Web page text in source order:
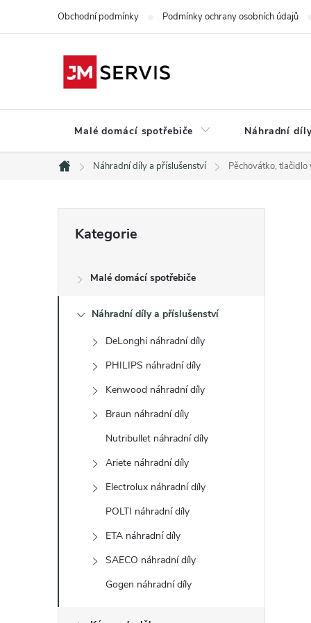
Obchodní podmínky Podmínky ochrany osobních údajů
Malé domácí spotřebiče Náhradní
Domů
Náhradní díly a příslušenství Pěchovátko,
s
n
kategorie
Kategorie
Malé domácí spotřebiče
Náhradní díly a příslušenství
DeLonghi náhradní díly
PHILIPS náhradní díly
Kenwood náhradní díly
Braun náhradní díly
Nutribullet náhradní díly
Ariete náhradní díly
Electrolux náhradní díly
POLTI náhradní díly
ETA náhradní díly
SAECO náhradní díly
Gogen náhradní díly